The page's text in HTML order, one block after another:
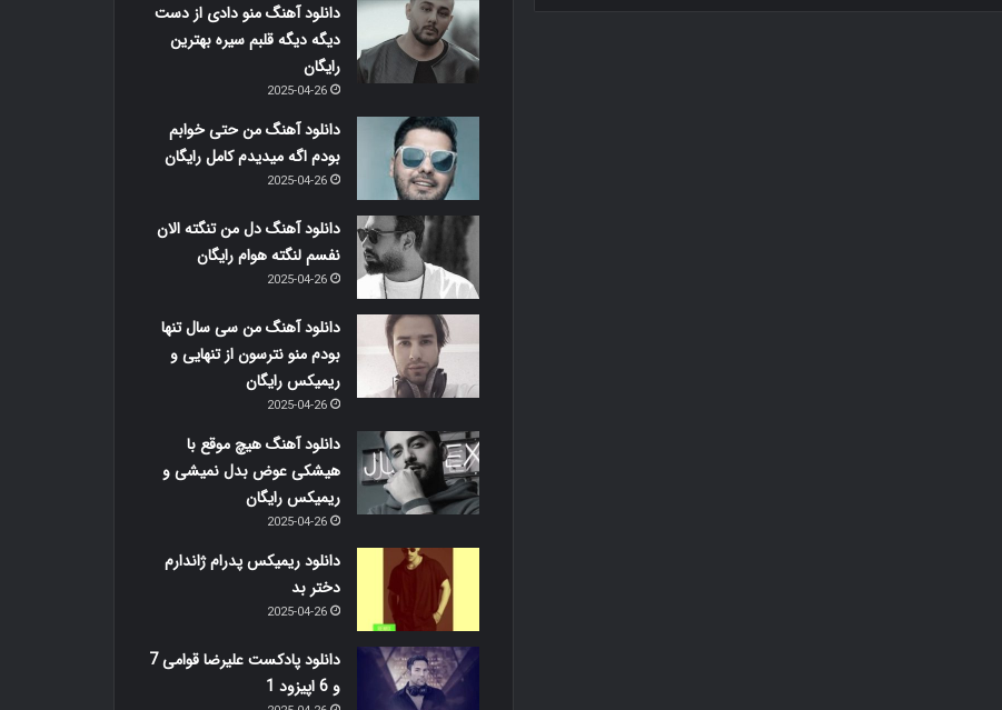
دانلود آهنگ منو دادی از دست
دیگه دیگه قلبم سیره بهترین
رایگان
2025-04-26
دانلود آهنگ من حتی خوابم
بودم اگه میدیدم کامل رایگان
2025-04-26
دانلود آهنگ دل من تنگته الان
نفسم لنگته هوام رایگان
2025-04-26
دانلود آهنگ من سی سال تنها
بودم منو نترسون از تنهایی و
ریمیکس رایگان
2025-04-26
دانلود آهنگ هیچ موقع با
هیشکی عوض بدل نمیشی و
ریمیکس رایگان
2025-04-26
دانلود ریمیکس پدرام ژاندارم
دختر بد
2025-04-26
دانلود پادکست علیرضا قوامی 7
و 6 اپیزود 1